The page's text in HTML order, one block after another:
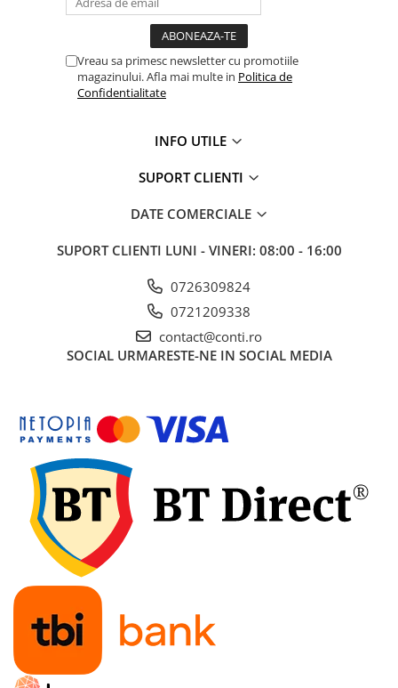
Vreau sa primesc newsletter cu promotiile
magazinului. Afla mai multe in Politica de
Confidentialitate
INFO UTILE
SUPORT CLIENTI
DATE COMERCIALE
SUPORT CLIENTI LUNI - VINERI: 08:00 - 16:00
0726309824
0721209338
contact@conti.ro
SOCIAL URMARESTE-NE IN SOCIAL MEDIA